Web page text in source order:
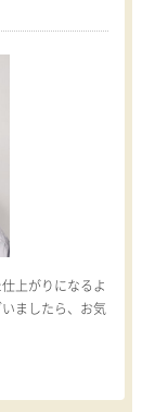
上がりになるよ
ましたら、お気